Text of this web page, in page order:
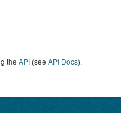
the API (see API Docs).